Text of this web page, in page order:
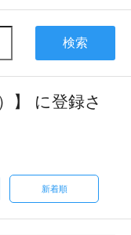
検索
】 に登録さ
新着順